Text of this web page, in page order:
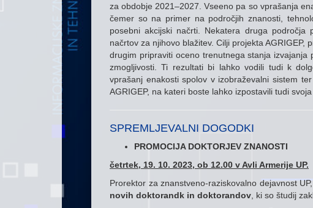
za obdobje 2021–2027. Vseeno pa so vprašanja
čemer so na primer na področjih znanosti,
posebni akcijski načrti. Nekatera druga
načrtov za njihovo blažitev. Cilji projekta
drugim pripraviti oceno trenutnega stanja
zmogljivosti. Ti rezultati bi lahko vodili tudi k
vprašanj enakosti spolov v izobraževalni sistem
AGRIGEP, na kateri boste lahko izpostavili tudi
SPREMLJEVALNI DOGODKI
PROMOCIJA DOKTORJEV ZNANOSTI
četrtek, 19. 10. 2023, ob 12.00 v Avli Armerije UP.
Prorektor za znanstveno-raziskovalno dejavnost
novih doktorandk in doktorandov , ki so študij